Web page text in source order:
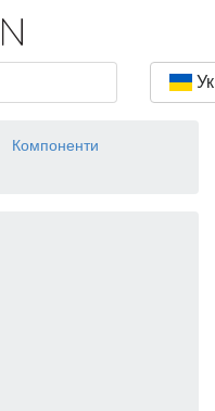
Компоненти